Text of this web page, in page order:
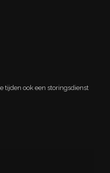
tijden ook een storingsdienst